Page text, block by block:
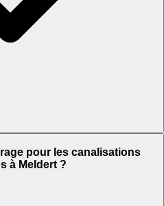
pour les canalisations
à Meldert ?